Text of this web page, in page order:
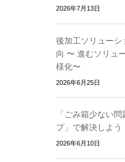
2026年7月13日
後加工ソリューシ
向 〜 進むソリュ
様化〜
2026年6月25日
「ごみ箱少ない
プ」で解決しよう
2026年6月10日